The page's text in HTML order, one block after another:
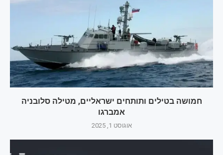
חמושה בטילים ותותחים ישראליים, מטילה סלובניה
אמברגו
אוגוסט 1, 2025